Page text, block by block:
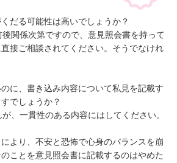
だる可能性は高いでしょうか？
関係次第ですので、意見照会書を持って
接ご相談されてください。そうでなけれ
に、書き込み内容について私見を記載す
でしょうか？
、一貫性のある内容にはしてください。
より、不安と恐怖で心身のバランスを崩
ことを意見照会書に記載するのはやめた